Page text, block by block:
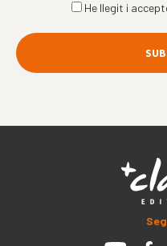
He llegit i